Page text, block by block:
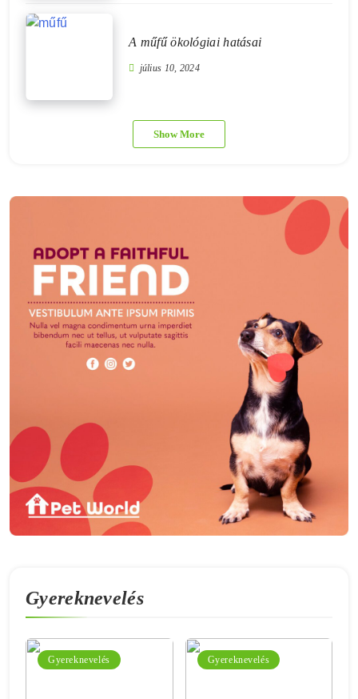
A műfű ökológiai hatásai
július 10, 2024
Show More
Gyereknevelés
Gyereknevelés Gyereknevelés